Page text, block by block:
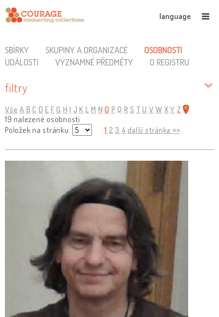
language
SBÍRKY SKUPINY A ORGANIZACE
OSOBNOSTI
UDÁLOSTI
VÝZNAMNÉ PŘEDMĚTY O REGISTRU
filtry
Vše A B C D E F G H I J K L M N O P Q R S T U V W X Y Z
19 nalezené osobnosti
Položek na stránku:
1 2 3 4 další stránka »»